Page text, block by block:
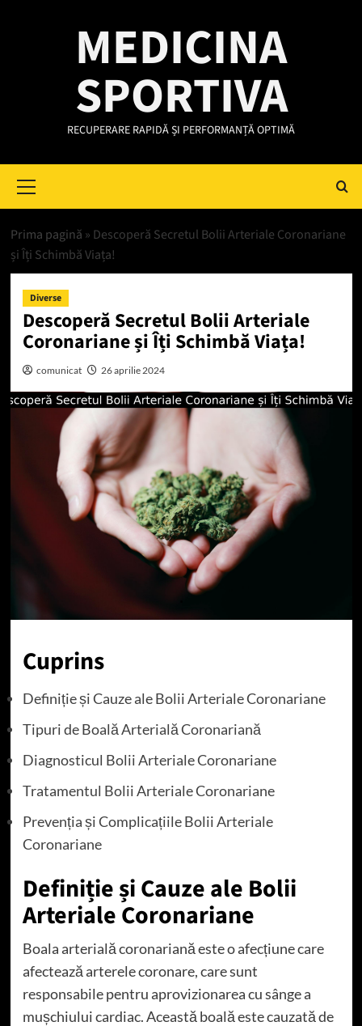
MEDICINA
SPORTIVA
RECUPERARE RAPIDĂ ȘI PERFORMANȚĂ OPTIMĂ
Menu
Prima pagină » Descoperă Secretul Bolii Arteriale Coronariane
și Îți Schimbă Viața!
Diverse
Descoperă Secretul Bolii Arteriale
Coronariane și Îți Schimbă Viața!
comunicat 26 aprilie 2024
Cuprins
Definiție și Cauze ale Bolii Arteriale Coronariane
Tipuri de Boală Arterială Coronariană
Diagnosticul Bolii Arteriale Coronariane
Tratamentul Bolii Arteriale Coronariane
Prevenția și Complicațiile Bolii Arteriale
Coronariane
Definiție și Cauze ale Bolii
Arteriale Coronariane
Boala arterială coronariană este o afecțiune care
afectează arterele coronare, care sunt
responsabile pentru aprovizionarea cu sânge a
mușchiului cardiac. Această boală este cauzată de